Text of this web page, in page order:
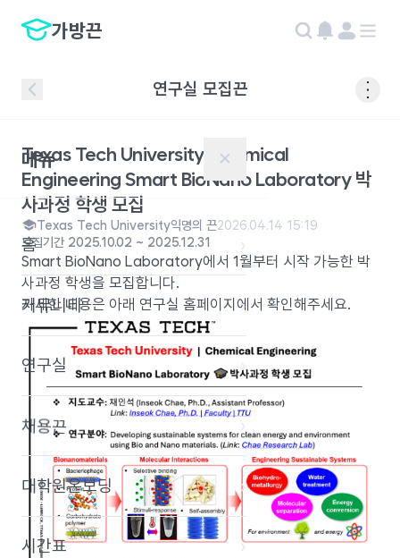
가방끈
메뉴 ✕
홈 ›
커뮤니티 ›
연구실 ›
채용끈 ›
대학원온보딩 ›
시간표 ›
연구실 모집끈
Texas Tech University Chemical
Engineering Smart BioNano Laboratory 박
사과정 학생 모집
Texas Tech University익명의 끈2026.04.14 15:19
모집기간 2025.10.02 ~ 2025.12.31
Smart BioNano Laboratory에서 1월부터 시작 가능한 박
사과정 학생을 모집합니다.
자세한 내용은 아래 연구실 홈페이지에서 확인해주세요.